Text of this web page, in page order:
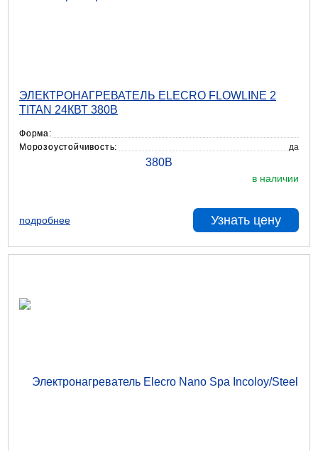
ЭЛЕКТРОНАГРЕВАТЕЛЬ ELECRO FLOWLINE 2
TITAN 24КВТ 380В
Форма:
Морозоустойчивость:
да
в наличии
подробнее Узнать цену